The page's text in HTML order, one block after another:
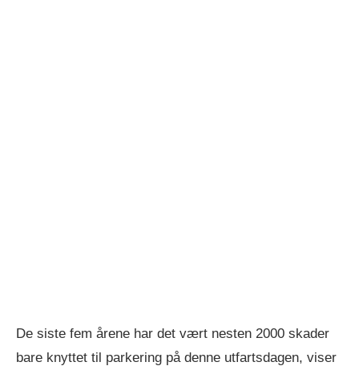
De siste fem årene har det vært nesten 2000 skader
bare knyttet til parkering på denne utfartsdagen, viser